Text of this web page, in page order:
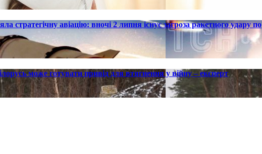
стратегічну авіацію: вночі 2 липня існує загроза ракетного удару по
може готувати привід для втягнення у війну – експерт